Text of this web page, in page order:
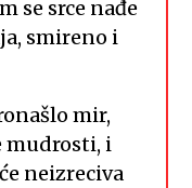
se srce nađe
smireno i
mir,
mudrosti, i
neizreciva